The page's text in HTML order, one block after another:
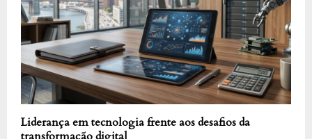
Liderança em tecnologia frente aos desafios da